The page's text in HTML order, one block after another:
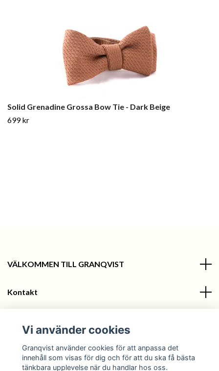
Solid Grenadine Grossa Bow Tie - Dark Beige
699 kr
VÄLKOMMEN TILL GRANQVIST
Kontakt
Sociala medier
Vi använder cookies
Granqvist använder cookies för att anpassa det
innehåll som visas för dig och för att du ska få bästa
tänkbara upplevelse när du handlar hos oss.